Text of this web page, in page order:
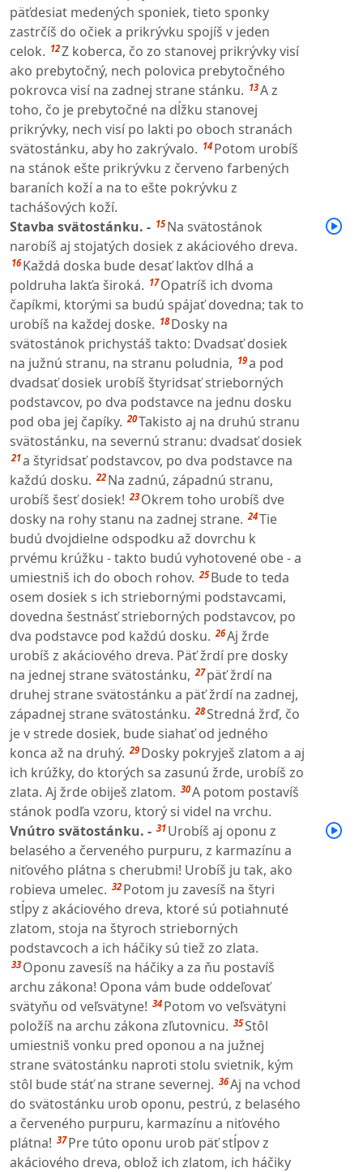
päťdesiat medených sponiek, tieto sponky
zastrčíš do očiek a prikrývku spojíš v jeden
celok. 12Z koberca, čo zo stanovej prikrývky visí
ako prebytočný, nech polovica prebytočného
pokrovca visí na zadnej strane stánku. 13A z
toho, čo je prebytočné na dĺžku stanovej
prikrývky, nech visí po lakti po oboch stranách
svätostánku, aby ho zakrývalo. 14 Potom urobíš
na stánok ešte prikrývku z červeno farbených
baraních koží a na to ešte pokrývku z
tachášových koží.
Stavba svätostánku. - 15 Na svätostánok
narobíš aj stojatých dosiek z akáciového dreva.
16 Každá doska bude desať lakťov dlhá a
poldruha lakťa široká. 17 Opatríš ich dvoma
čapíkmi, ktorými sa budú spájať dovedna; tak to
urobíš na každej doske. 18 Dosky na
svätostánok prichystáš takto: Dvadsať dosiek
na južnú stranu, na stranu poludnia, 19a pod
dvadsať dosiek urobíš štyridsať strieborných
podstavcov, po dva podstavce na jednu dosku
pod oba jej čapíky. 20Takisto aj na druhú stranu
svätostánku, na severnú stranu: dvadsať dosiek
21a štyridsať podstavcov, po dva podstavce na
každú dosku. 22 Na zadnú, západnú stranu,
urobíš šesť dosiek! 23 Okrem toho urobíš dve
dosky na rohy stanu na zadnej strane. 24Tie
budú dvojdielne odspodku až dovrchu k
prvému krúžku - takto budú vyhotovené obe - a
umiestniš ich do oboch rohov. 25 Bude to teda
osem dosiek s ich striebornými podstavcami,
dovedna šestnásť strieborných podstavcov, po
dva podstavce pod každú dosku. 26Aj žrde
urobíš z akáciového dreva. Päť žrdí pre dosky
na jednej strane svätostánku, 27 päť žrdí na
druhej strane svätostánku a päť žrdí na zadnej,
západnej strane svätostánku. 28Stredná žrď, čo
je v strede dosiek, bude siahať od jedného
konca až na druhý. 29 Dosky pokryješ zlatom a aj
ich krúžky, do ktorých sa zasunú žrde, urobíš zo
zlata. Aj žrde obiješ zlatom. 30A potom postavíš
stánok podľa vzoru, ktorý si videl na vrchu.
Vnútro svätostánku. - 31 Urobíš aj oponu z
belasého a červeného purpuru, z karmazínu a
niťového plátna s cherubmi! Urobíš ju tak, ako
robieva umelec. 32 Potom ju zavesíš na štyri
stĺpy z akáciového dreva, ktoré sú potiahnuté
zlatom, stoja na štyroch strieborných
podstavcoch a ich háčiky sú tiež zo zlata.
33 Oponu zavesíš na háčiky a za ňu postavíš
archu zákona! Opona vám bude oddeľovať
svätyňu od veľsvätyne! 34 Potom vo veľsvätyni
položíš na archu zákona zľutovnicu. 35Stôl
umiestniš vonku pred oponou a na južnej
strane svätostánku naproti stolu svietnik, kým
stôl bude stáť na strane severnej. 36Aj na vchod
do svätostánku urob oponu, pestrú, z belasého
a červeného purpuru, karmazínu a niťového
plátna! 37 Pre túto oponu urob päť stĺpov z
akáciového dreva, oblož ich zlatom, ich háčiky